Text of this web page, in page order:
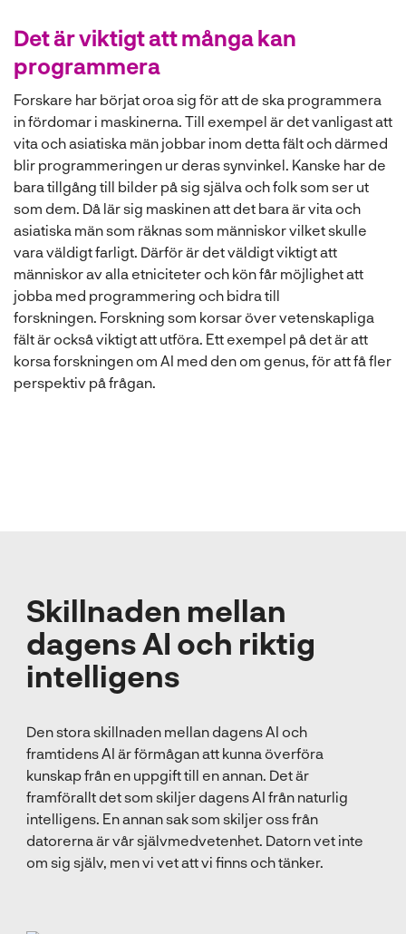
Det är viktigt att många kan
programmera
Forskare har börjat oroa sig för att de ska programmera
in fördomar i maskinerna. Till exempel är det vanligast att
vita och asiatiska män jobbar inom detta fält och därmed
blir programmeringen ur deras synvinkel. Kanske har de
bara tillgång till bilder på sig själva och folk som ser ut
som dem. Då lär sig maskinen att det bara är vita och
asiatiska män som räknas som människor vilket skulle
vara väldigt farligt. Därför är det väldigt viktigt att
människor av alla etniciteter och kön får möjlighet att
jobba med programmering och bidra till
forskningen. Forskning som korsar över vetenskapliga
fält är också viktigt att utföra. Ett exempel på det är att
korsa forskningen om AI med den om genus, för att få fler
perspektiv på frågan.
Skillnaden mellan
dagens AI och riktig
intelligens
Den stora skillnaden mellan dagens AI och
framtidens AI är förmågan att kunna överföra
kunskap från en uppgift till en annan. Det är
framförallt det som skiljer dagens AI från naturlig
intelligens. En annan sak som skiljer oss från
datorerna är vår självmedvetenhet. Datorn vet inte
om sig själv, men vi vet att vi finns och tänker.